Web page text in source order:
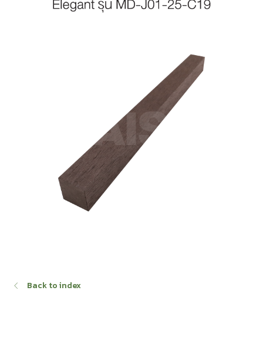
Back to index